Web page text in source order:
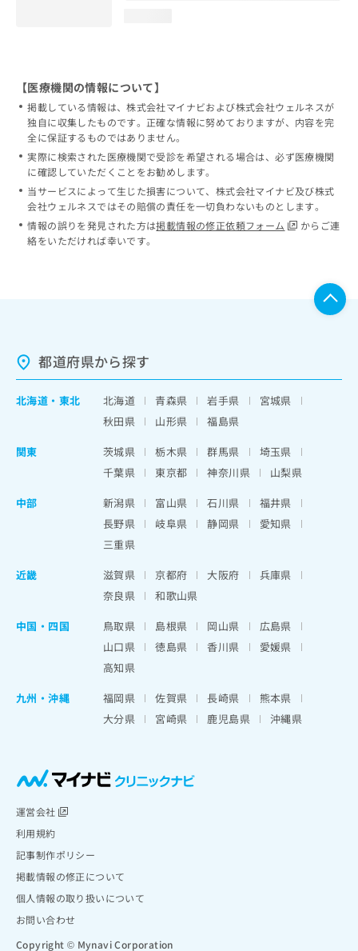
【医療機関の情報について】
掲載している情報は、株式会社マイナビおよび株式会社ウェルネスが
独自に収集したものです。正確な情報に努めておりますが、内容を完
全に保証するものではありません。
実際に検索された医療機関で受診を希望される場合は、必ず医療機関
に確認していただくことをお勧めします。
当サービスによって生じた損害について、株式会社マイナビ及び株式
会社ウェルネスではその賠償の責任を一切負わないものとします。
情報の誤りを発見された方は掲載情報の修正依頼フォーム
からご連
絡をいただければ幸いです。
都道府県から探す
北海道 ・ 東北 北海道 青森県 岩手県
宮城県
秋田県
山形県
福島県
関東
茨城県 栃木県 群馬県
埼玉県
千葉県
東京都 神奈川県
山梨県
中部
新潟県 富山県 石川県
福井県
長野県
岐阜県 静岡県
愛知県
三重県
近畿
滋賀県 京都府 大阪府
兵庫県
奈良県
和歌山県
中国・四国
鳥取県 島根県 岡山県
広島県
山口県
徳島県 香川県
愛媛県
高知県
九州・沖縄
福岡県 佐賀県 長崎県
熊本県
大分県
宮崎県 鹿児島県 沖縄県
運営会社
利用規約
記事制作ポリシー
掲載情報の修正について
個人情報の取り扱いについて
お問い合わせ
Copyright © Mynavi Corporation